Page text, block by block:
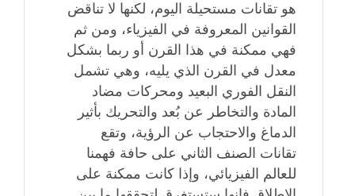
هو تقانات مستحيلة اليوم، لكنها لا تناقض
القوانين المعروفة في الفيزياء، ومن ثم
فهي ممكنة في هذا القرن أو ربما بشكل
معدل في القرن الذي يليه، وهي تشمل
النقل الفوري البعيد ومحركات مضاد
المادة والتخاطر عن بُعد والتحريك بأثير
الدماغ والاحتجاب عن الرؤية، وتقع
تقانات الصنف الثاني على حافة فهمنا
للعالم الفيزيائي، وإذا كانت ممكنة على